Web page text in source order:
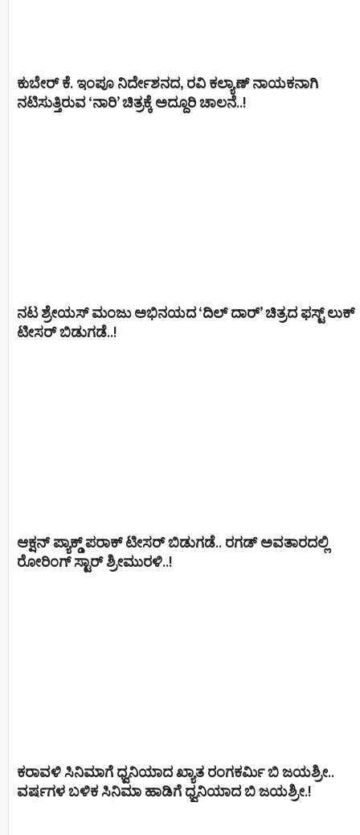
ಕುಬೇರ್ ಕೆ. ಇಂಪೂ ನಿರ್ದೇಶನದ, ರವಿ ಕಲ್ಯಾಣ್‍ ನಾಯಕನಾಗಿ
ನಟಿಸುತ್ತಿರುವ ‘ನಾರಿ’ ಚಿತ್ರಕ್ಕೆ ಅದ್ದೂರಿ ಚಾಲನೆ..!
ನಟ ಶ್ರೇಯಸ್ ಮಂಜು ಅಭಿನಯದ ‘ದಿಲ್ ದಾರ್’ ಚಿತ್ರದ ಫಸ್ಟ್ ಲುಕ್
ಟೀಸರ್ ಬಿಡುಗಡೆ..!
ಆಕ್ಷನ್ ಪ್ಯಾಕ್ಡ್ ಪರಾಕ್ ಟೀಸರ್ ಬಿಡುಗಡೆ.. ರಗಡ್ ಅವತಾರದಲ್ಲಿ
ರೋರಿಂಗ್ ಸ್ಟಾರ್ ಶ್ರೀಮುರಳಿ..!
ಕರಾವಳಿ ಸಿನಿಮಾಗೆ ಧ್ವನಿಯಾದ ಖ್ಯಾತ ರಂಗಕರ್ಮಿ ಬಿ ಜಯಶ್ರೀ..
ವರ್ಷಗಳ ಬಳಿಕ ಸಿನಿಮಾ ಹಾಡಿಗೆ ಧ್ವನಿಯಾದ ಬಿ ಜಯಶ್ರೀ.!